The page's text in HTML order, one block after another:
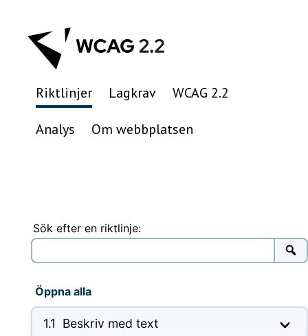
innehåll
Riktlinjer Lagkrav WCAG 2.2
Analys Om webbplatsen
Sök efter en riktlinje:
Öppna alla
1.1 Beskriv med text